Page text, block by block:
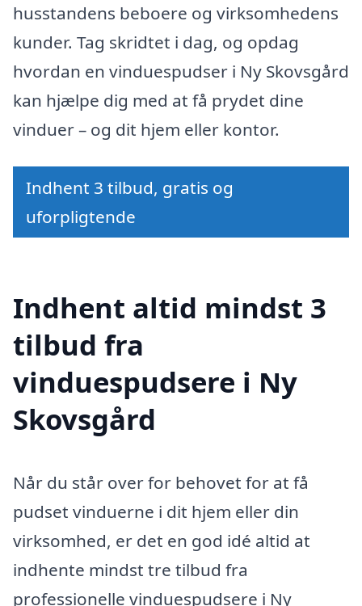
husstandens beboere og virksomhedens
kunder. Tag skridtet i dag, og opdag
hvordan en vinduespudser i Ny Skovsgård
kan hjælpe dig med at få prydet dine
vinduer – og dit hjem eller kontor.
Indhent 3 tilbud, gratis og
uforpligtende
Indhent altid mindst 3
tilbud fra
vinduespudsere i Ny
Skovsgård
Når du står over for behovet for at få
pudset vinduerne i dit hjem eller din
virksomhed, er det en god idé altid at
indhente mindst tre tilbud fra
professionelle vinduespudsere i Ny